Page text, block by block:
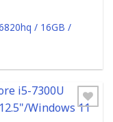
Add to
/ 16GB /